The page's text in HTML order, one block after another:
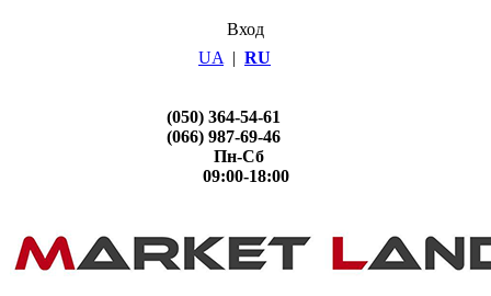
Вход
UA | RU
(050) 364-54-61
(066) 987-69-46
Пн-Сб
09:00-18:00